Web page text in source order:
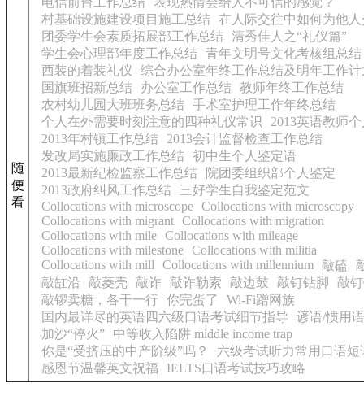
随
便
看
村基础设施建设项目施工总结 在人际交往中如何为他
团委学生会素质拓展部工作总结 清秀佳人之“礼仪篇”
学生会心理部年度工作总结 青年文明号文化考核组总结
西装的着装礼仪
综合办公室年终工作总结及明年工作计
国旗班招新总结
办公室工作总结 教师年终工作总结
农村幼儿园大班班务总结 手术室护理工作年终总结
个人在外需要时刻注意的四种礼仪常识
2013英语教师
2013年村镇工作总结
2013会计监督检查工作总结
发改局实施廉政工作总结 初中生个人鉴定语
2013最新纪检监察工作总结
院团委组织部个人鉴定
2013政府纠风工作总结
三好学生自我鉴定范文
Collocations with microscope Collocations with microscopy
Collocations with migrant Collocations with migration
Collocations with mile Collocations with mileage
Collocations with milestone Collocations with militia
Collocations with mill
Collocations with millennium 敲磕
敲缸沿
敲菱壳 敲诈 敲诈勒索 敲边鼓 敲钉钻脚
敲
敲锣卖糖，各干一行
你完蛋了
Wi-Fi蹭网族
国内最详尽的英语四六级口语考试细节指导
谚语/惯用语
加沙“停火”
中等收入陷阱 middle income trap
你是“受挤压的中产阶级”吗？
六级考试听力常用口语短
感恩节温馨英文祝福
IELTS口语考试技巧攻略